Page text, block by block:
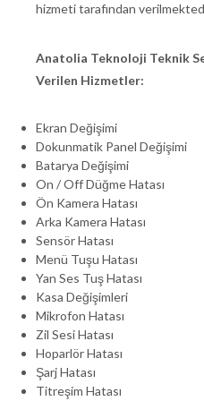
hizmeti tarafından
Anatolia Teknoloji Teknik
Verilen Hizmetler:
Ekran Değişimi
Dokunmatik Panel Değişimi
Batarya Değişimi
On / Off Düğme Hatası
Ön Kamera Hatası
Arka Kamera Hatası
Sensör Hatası
Menü Tuşu Hatası
Yan Ses Tuş Hatası
Kasa Değişimleri
Mikrofon Hatası
Zil Sesi Hatası
Hoparlör Hatası
Şarj Hatası
Titreşim Hatası